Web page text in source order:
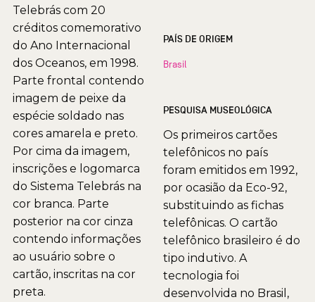
Telebrás com 20
créditos comemorativo
do Ano Internacional
dos Oceanos, em 1998.
Parte frontal contendo
imagem de peixe da
espécie soldado nas
cores amarela e preto.
Por cima da imagem,
inscrições e logomarca
do Sistema Telebrás na
cor branca. Parte
posterior na cor cinza
contendo informações
ao usuário sobre o
cartão, inscritas na cor
preta.
PAÍS DE ORIGEM
Brasil
PESQUISA MUSEOLÓGICA
Os primeiros cartões
telefônicos no país
foram emitidos em 1992,
por ocasião da Eco-92,
substituindo as fichas
telefônicas. O cartão
telefônico brasileiro é do
tipo indutivo. A
tecnologia foi
desenvolvida no Brasil,